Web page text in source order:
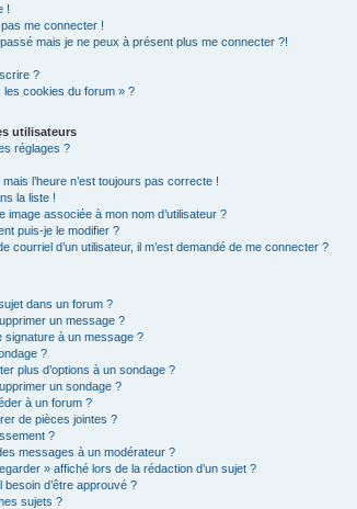
!
me connecter !
mais je ne peux à présent plus me connecter ?!
?
les cookies du forum » ?
utilisateurs
réglages ?
l’heure n’est toujours pas correcte !
la liste !
image associée à mon nom d’utilisateur ?
puis-je le modifier ?
courriel d’un utilisateur, il m’est demandé de me connecter ?
dans un forum ?
un message ?
signature à un message ?
?
plus d’options à un sondage ?
un sondage ?
à un forum ?
de pièces jointes ?
?
messages à un modérateur ?
» affiché lors de la rédaction d’un sujet ?
d’être approuvé ?
sujets ?